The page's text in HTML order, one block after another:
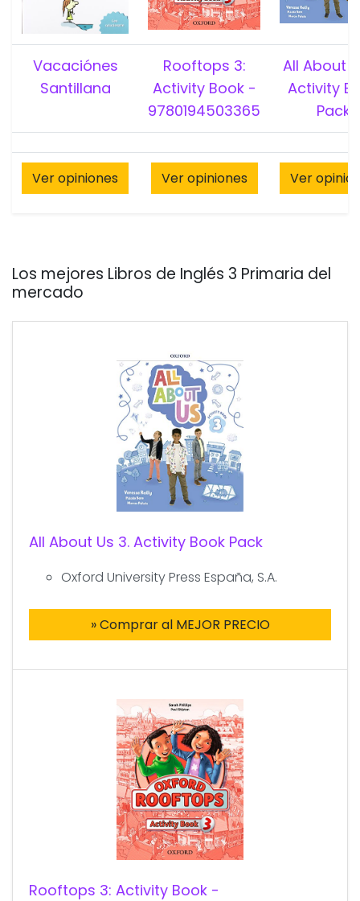
Vacaciónes
Santillana
Rooftops 3:
Activity Book -
9780194503365
All About
Activity
Pack
Ver opiniones Ver opiniones Ver
Los mejores Libros de Inglés 3 Primaria del
mercado
All About Us 3. Activity Book Pack
Oxford University Press España, S.A.
» Comprar al MEJOR PRECIO
Rooftops 3: Activity Book -